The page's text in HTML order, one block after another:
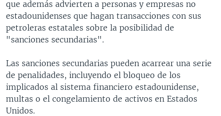
que además advierten a personas y empresas no
estadounidenses que hagan transacciones con sus
petroleras estatales sobre la posibilidad de
"sanciones secundarias".
Las sanciones secundarias pueden acarrear una serie
de penalidades, incluyendo el bloqueo de los
implicados al sistema financiero estadounidense,
multas o el congelamiento de activos en Estados
Unidos.